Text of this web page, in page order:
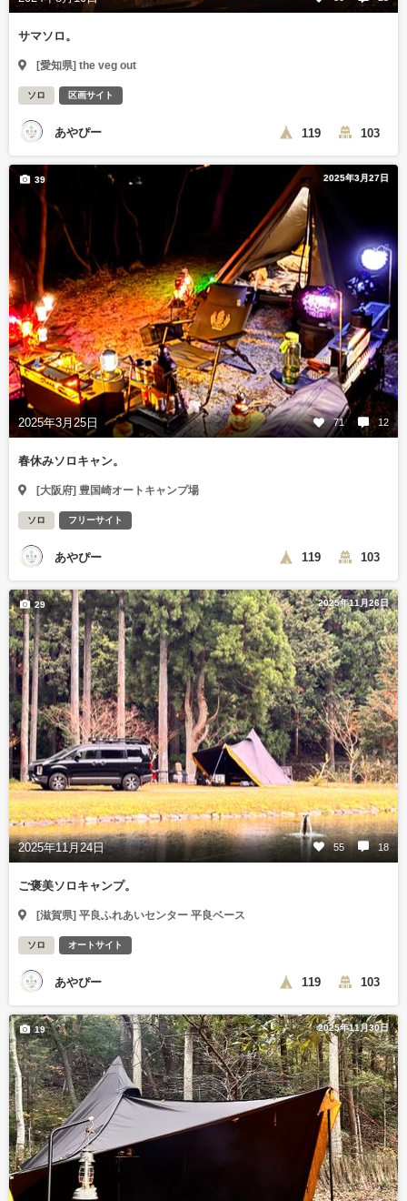
サマソロ。
[愛知県] the veg out
ソロ 区画サイト
あやぴー 119 103
2025年3月27日
2025年3月25日 71 12
39
春休みソロキャン。
[大阪府] 豊国崎オートキャンプ場
ソロ フリーサイト
あやぴー 119 103
2025年11月26日
2025年11月24日 55 18
29
ご褒美ソロキャンプ。
[滋賀県] 平良ふれあいセンター 平良ベース
ソロ オートサイト
あやぴー 119 103
2025年11月30日
19